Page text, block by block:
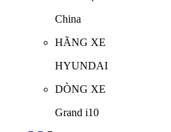
China
HÃNG XE
HYUNDAI
DÒNG XE
Grand i10